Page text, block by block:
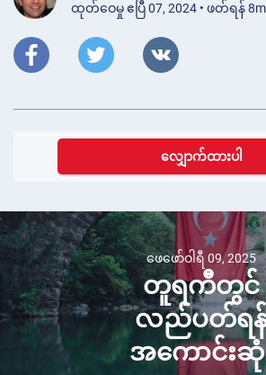
ထုတ်ဝေမှု ဧပြီ 07, 2024 • ဖတ်ရန် 8m
လျှောက်ထားပါ
ဖေဖော်ဝါရီ 09, 2025
တူရကီတွင်
လည်ပတ်ရ
အကောင်းဆုံ